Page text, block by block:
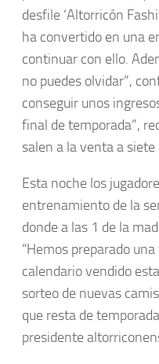
desfile ‘Altorricón
ha convertido en una
continuar con ello.
no puedes olvidar”,
conseguir unos
final de temporada”,
salen a la venta a
Esta noche los
entrenamiento de la
donde a las 1 de la
“Hemos preparado
calendario vendido
sorteo de nuevas
que resta de
presidente